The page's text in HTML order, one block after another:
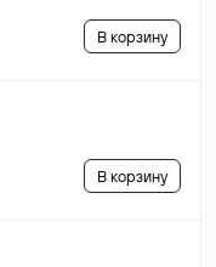
В корзину
В корзину